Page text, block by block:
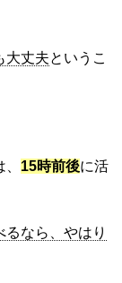
大丈夫というこ
15時前後に活
るなら、やはり